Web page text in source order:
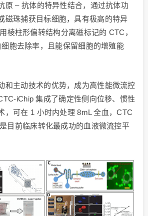
原 – 抗体的特异性结合，通过抗体功
磁珠捕获目标细胞，具有极高的特异
棱柱形偏转结构分离磁标记的 CTC，
胞去除率，且能保留细胞的增殖能
和主动技术的优势，成为高性能微流控
iChip 集成了确定性侧向位移、惯性
，可在 1 小时内处理 8mL 全血，CTC
目前临床转化最成功的血液微流控平